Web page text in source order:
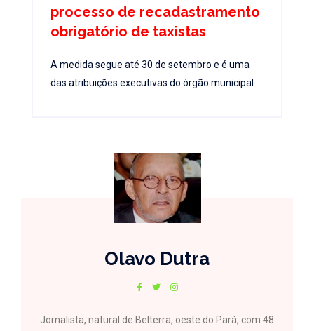
processo de recadastramento
obrigatório de taxistas
A medida segue até 30 de setembro e é uma
das atribuições executivas do órgão municipal
Olavo Dutra
Jornalista, natural de Belterra, oeste do Pará, com 48